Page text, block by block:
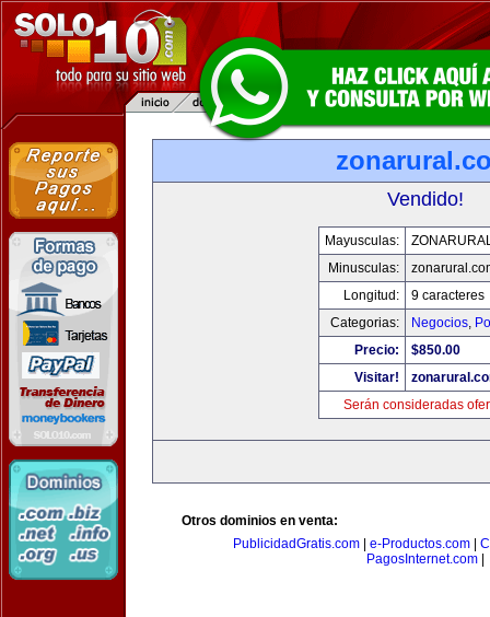
Vendido!
Mayusculas:
Minusculas:
Longitud:
9 caracteres
Categorias:
Negocios,
Precio:
$850.00
Visitar!
Serán consideradas
Otros dominios en venta:
PublicidadGratis.com
e-Productos.com
PagosInternet.com